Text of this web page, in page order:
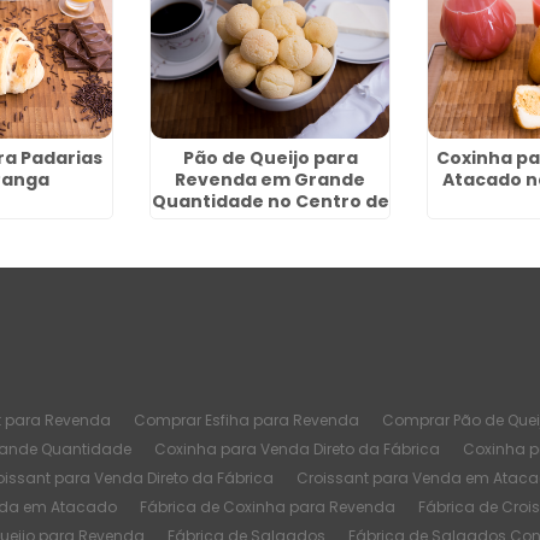
Padarias
Pão de Queijo para
Revenda em Grande
Quantidade no Centro de
Coxinha
Atacado
Revenda Comprar Esfiha para Revenda Comprar Pão de
Quantidade Coxinha para Venda Direto da Fábrica
Coxinha
para Venda Direto da Fábrica Croissant para Venda em
em Atacado Fábrica de Coxinha para Revenda
Fábrica de
para Revenda Fábrica de Salgados Fábrica de Salgados